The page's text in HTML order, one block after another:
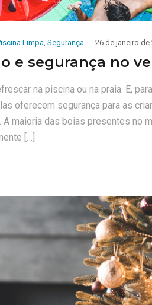
Limpa, Segurança 26 de janeiro de
e segurança no
na piscina ou na praia. E,
oferecem segurança para as
maioria das boias presentes no
[…]